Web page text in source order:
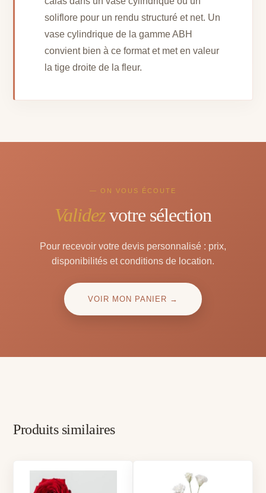
soliflore pour un rendu structuré et net. Un
vase cylindrique de la gamme ABH
convient bien à ce format et met en valeur
la tige droite de la fleur.
— ON VOUS ÉCOUTE
Validezvotre sélection
Pour recevoir votre devis personnalisé : prix,
disponibilités et conditions de location.
VOIR MON PANIER →
Produits similaires